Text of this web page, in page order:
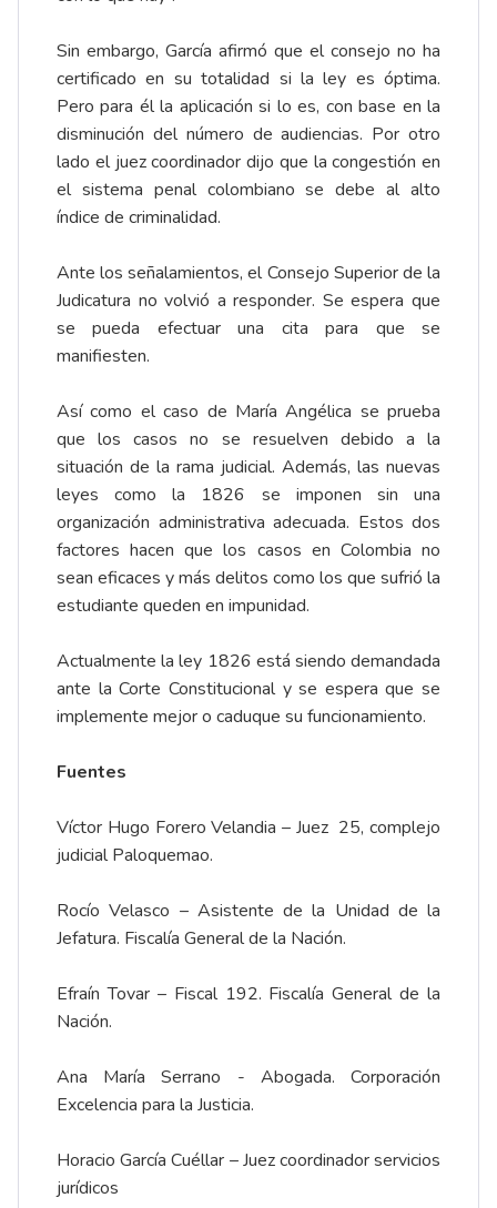
Sin embargo, García afirmó que el consejo no ha
certificado en su totalidad si la ley es óptima.
Pero para él la aplicación si lo es, con base en la
disminución del número de audiencias. Por otro
lado el juez coordinador dijo que la congestión en
el sistema penal colombiano se debe al alto
índice de criminalidad.
Ante los señalamientos, el Consejo Superior de la
Judicatura no volvió a responder. Se espera que
se pueda efectuar una cita para que se
manifiesten.
Así como el caso de María Angélica se prueba
que los casos no se resuelven debido a la
situación de la rama judicial. Además, las nuevas
leyes como la 1826 se imponen sin una
organización administrativa adecuada. Estos dos
factores hacen que los casos en Colombia no
sean eficaces y más delitos como los que sufrió la
estudiante queden en impunidad.
Actualmente la ley 1826 está siendo demandada
ante la Corte Constitucional y se espera que se
implemente mejor o caduque su funcionamiento.
Fuentes
Víctor Hugo Forero Velandia – Juez 25, complejo
judicial Paloquemao.
Rocío Velasco – Asistente de la Unidad de la
Jefatura. Fiscalía General de la Nación.
Efraín Tovar – Fiscal 192. Fiscalía General de la
Nación.
Ana María Serrano - Abogada. Corporación
Excelencia para la Justicia.
Horacio García Cuéllar – Juez coordinador servicios
jurídicos